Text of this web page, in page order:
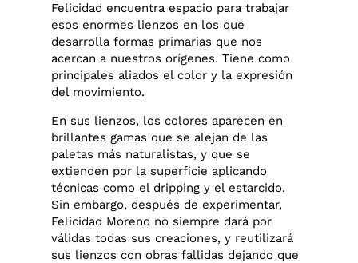
Felicidad encuentra espacio para trabajar
esos enormes lienzos en los que
desarrolla formas primarias que nos
acercan a nuestros orígenes. Tiene como
principales aliados el color y la expresión
del movimiento.
En sus lienzos, los colores aparecen en
brillantes gamas que se alejan de las
paletas más naturalistas, y que se
extienden por la superficie aplicando
técnicas como el dripping y el estarcido.
Sin embargo, después de experimentar,
Felicidad Moreno no siempre dará por
válidas todas sus creaciones, y reutilizará
sus lienzos con obras fallidas dejando que